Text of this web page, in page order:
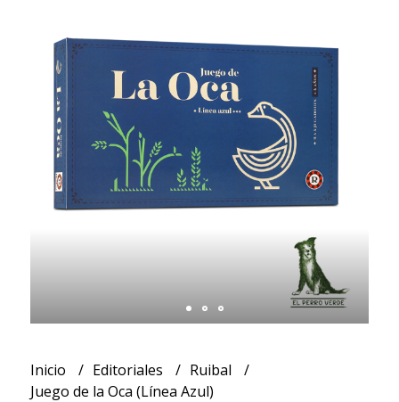
Inicio Editoriales
Ruibal
Juego de la Oca (Línea Azul)